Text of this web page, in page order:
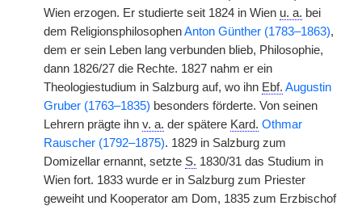
Wien erzogen. Er studierte seit 1824 in Wien u. a. bei
dem ReligionsphilosophenAnton Günther (1783–1863),
dem er sein Leben lang verbunden blieb, Philosophie,
dann 1826/27 die Rechte. 1827 nahm er ein
Theologiestudium in Salzburg auf, wo ihn Ebf. Augustin
Gruber (1763–1835) besonders förderte. Von seinen
Lehrern prägte ihn v. a. der spätere Kard. Othmar
Rauscher (1792–1875). 1829 in Salzburg zum
Domizellar ernannt, setzte S. 1830/31 das Studium in
Wien fort. 1833 wurde er in Salzburg zum Priester
geweiht und Kooperator am Dom, 1835 zum Erzbischof